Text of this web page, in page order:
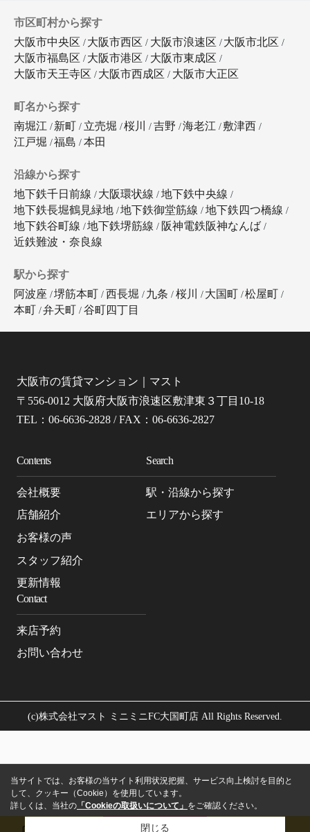
市区町村から探す
大阪市中央区
大阪市西区 大阪市浪速区
大阪市北区
大阪市福島区
大阪市港区
大阪市東成区
大阪市天王寺区
大阪市西成区 大阪市大正区
町名から探す
南堀江
新町 立売堀 桜川 吉野 海老江
敷津西
江戸堀
福島 本田
沿線から探す
地下鉄千日前線
大阪環状線 地下鉄中央線
地下鉄長堀鶴見緑地
地下鉄御堂筋線 地下鉄四つ橋線
地下鉄谷町線
地下鉄堺筋線 阪神電鉄阪神なんば
近鉄難波・奈良線
駅から探す
阿波座
堺筋本町 西長堀 九条 桜川 大国町
松屋町
本町
弁天町 谷町四丁目
大阪市の賃貸マンション｜マスト
〒556-0012 大阪府大阪市浪速区敷津東３丁目10-18
TEL：06-6636-2828 / FAX：06-6636-2827
Contents
会社概要
店舗紹介
お客様の声
スタッフ紹介
更新情報
Search
駅・沿線から探す
エリアから探す
Contact
来店予約
お問い合わせ
(c)株式会社マスト ミニミニFC大国町店 All Rights Reserved.
当サイトでは、お客様の当サイト利用状況把握、サービス向上検討を目的と
して、クッキー（Cookie）を使用しています。
詳しくは、当社の 「Cookieの取扱いについて」 をご確認ください。
閉じる